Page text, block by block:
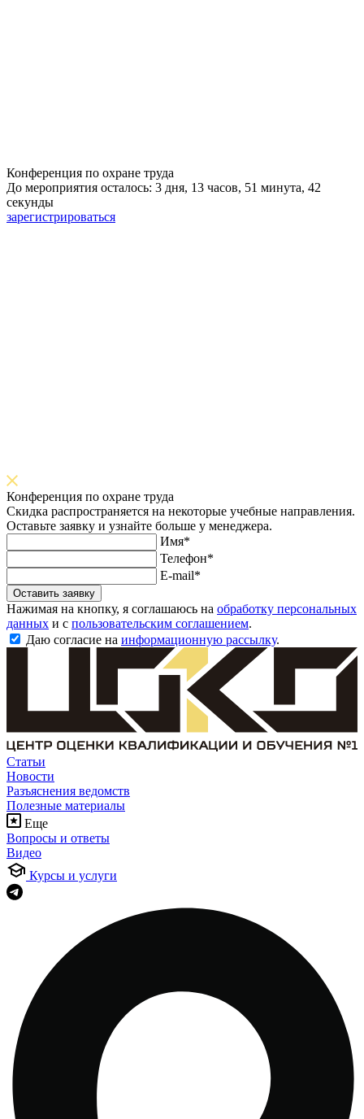
Конференция по охране труда
До мероприятия осталось: 3 дня, 13 часов, 51 минута, 41
секунда
зарегистрироваться
Конференция по охране труда
Скидка распространяется на некоторые учебные направления.
Оставьте заявку и узнайте больше у менеджера.
Имя*
Телефон*
E-mail*
Оставить заявку
Нажимая на кнопку, я соглашаюсь на обработку персональных
данных и с пользовательским соглашением.
Даю согласие на информационную рассылку.
Статьи
Новости
Разъяснения ведомств
Полезные материалы
Еще
Вопросы и ответы
Видео
Курсы и услуги